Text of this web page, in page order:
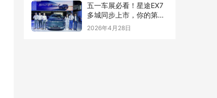
五一车展必看！星途EX7
多城同步上市，你的第一
台“陆上专机”来了
2026年4月28日